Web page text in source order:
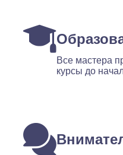
Все мастера
курсы до